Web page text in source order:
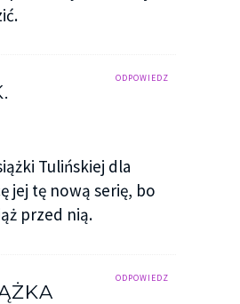
ODPOWIEDZ
Tulińskiej dla
jej tę nową serię, bo
przed nią.
ODPOWIEDZ